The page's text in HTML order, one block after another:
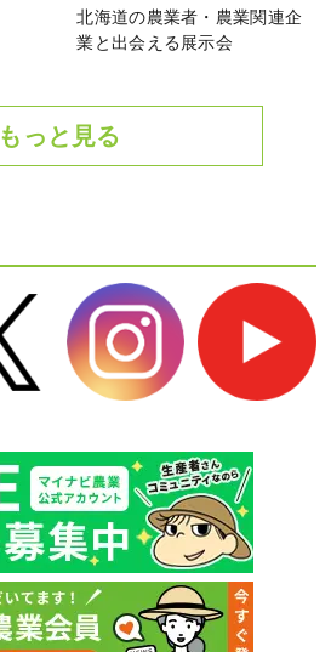
北海道の農業者・農業関連企
業と出会える展示会
もっと見る